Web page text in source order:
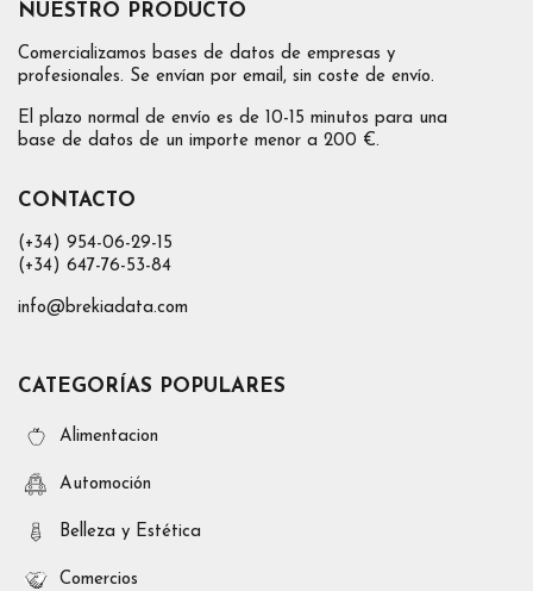
NUESTRO PRODUCTO
Comercializamos bases de datos de empresas y
profesionales. Se envían por email, sin coste de envío.
El plazo normal de envío es de 10-15 minutos para una
base de datos de un importe menor a 200 €.
CONTACTO
(+34) 954-06-29-15
(+34) 647-76-53-84
info@brekiadata.com
CATEGORÍAS POPULARES
Alimentacion
Automoción
Belleza y Estética
Comercios